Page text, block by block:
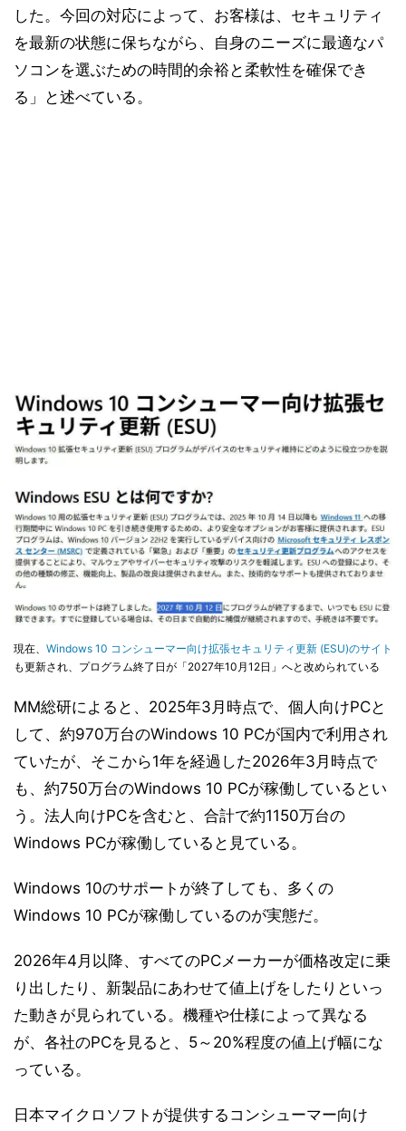
した。今回の対応によって、お客様は、セキュリティ
を最新の状態に保ちながら、自身のニーズに最適なパ
ソコンを選ぶための時間的余裕と柔軟性を確保でき
る」と述べている。
現在、 Windows 10 コンシューマー向け拡張セキュリティ更新 (ESU)のサイト
も更新され、プログラム終了日が「2027年10月12日」へと改められている
MM総研によると、2025年3月時点で、個人向けPCと
して、約970万台のWindows 10 PCが国内で利用され
ていたが、そこから1年を経過した2026年3月時点で
も、約750万台のWindows 10 PCが稼働しているとい
う。法人向けPCを含むと、合計で約1150万台の
Windows PCが稼働していると見ている。
Windows 10のサポートが終了しても、多くの
Windows 10 PCが稼働しているのが実態だ。
2026年4月以降、すべてのPCメーカーが価格改定に乗
り出したり、新製品にあわせて値上げをしたりといっ
た動きが見られている。機種や仕様によって異なる
が、各社のPCを見ると、5～20%程度の値上げ幅にな
っている。
日本マイクロソフトが提供するコンシューマー向け